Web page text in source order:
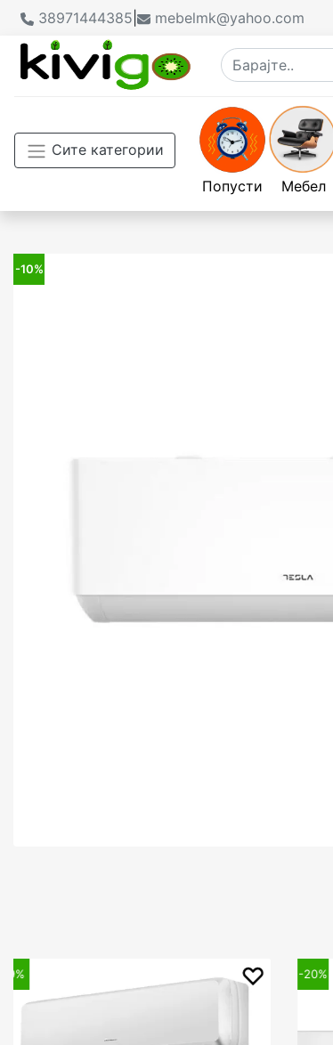
38971444385 mebelmk@yahoo.com
Сите категории
Попусти Мебел
-10%
-20% -8%